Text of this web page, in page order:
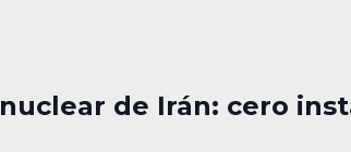
de Irán: cero